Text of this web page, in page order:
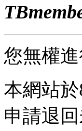
您無權
本網站
申請退